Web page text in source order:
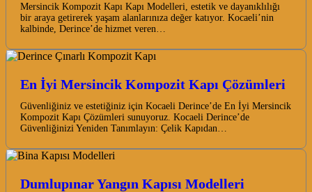
Mersincik Kompozit Kapı Kapı Modelleri, estetik ve dayanıklılığı
bir araya getirerek yaşam alanlarınıza değer katıyor. Kocaeli’nin
kalbinde, Derince’de hizmet veren…
En İyi Mersincik Kompozit Kapı Çözümleri
Güvenliğiniz ve estetiğiniz için Kocaeli Derince’de En İyi Mersincik
Kompozit Kapı Çözümleri sunuyoruz. Kocaeli Derince’de
Güvenliğinizi Yeniden Tanımlayın: Çelik Kapıdan…
Dumlupınar Yangın Kapısı Modelleri